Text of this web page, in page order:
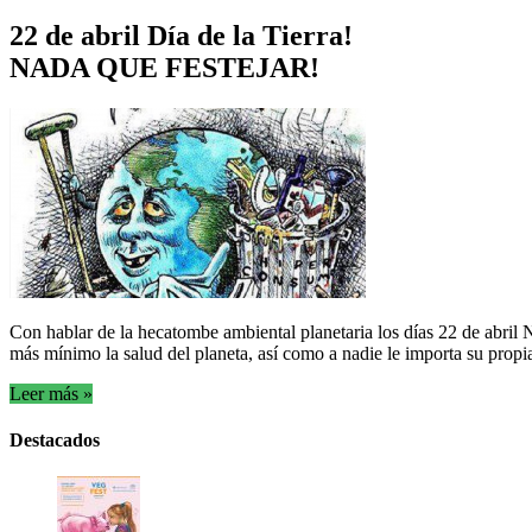
22 de abril Día de la Tierra!
NADA QUE FESTEJAR!
Con hablar de la hecatombe ambiental planetaria los días 22 de
más mínimo la salud del planeta, así como a nadie le importa su
Leer más »
Destacados